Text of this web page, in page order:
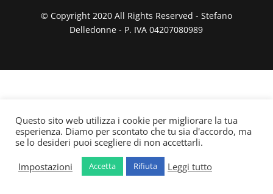
© Copyright 2020 All Rights Reserved - Stefano
Delledonne - P. IVA 04207080989
Questo sito web utilizza i cookie per migliorare la tua
esperienza. Diamo per scontato che tu sia d'accordo, ma
se lo desideri puoi scegliere di non accettarli.
Impostazioni
Accetta Rifiuta Leggi tutto